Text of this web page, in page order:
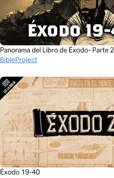
Panorama del Libro de Éxodo- Parte 2
BibleProject
Éxodo 19-40